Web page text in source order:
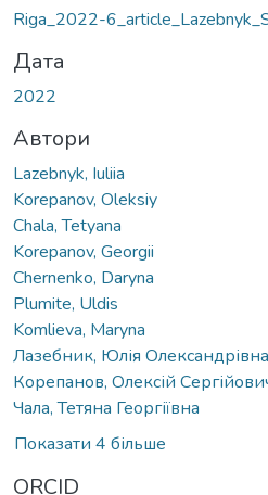
Riga_2022-
Дата
2022
Автори
Lazebnyk, Iuliia
Korepanov, Oleksiy
Chala, Tetyana
Korepanov, Georgii
Chernenko, Daryna
Plumite, Uldis
Komlieva, Maryna
Лазебник, Юлія Олександрівна
Корепанов, Олексій
Чала, Тетяна Георгіївна
Показати 4 більше
ORCID